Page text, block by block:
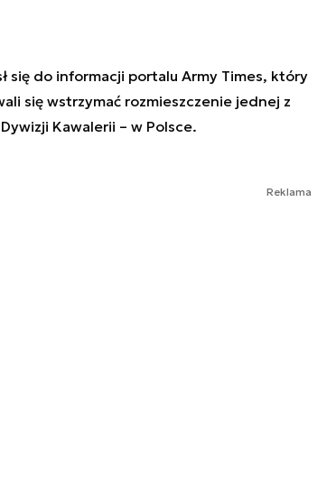
się do informacji portalu Army Times, który
się wstrzymać rozmieszczenie jednej z
Kawalerii – w Polsce.
Reklama